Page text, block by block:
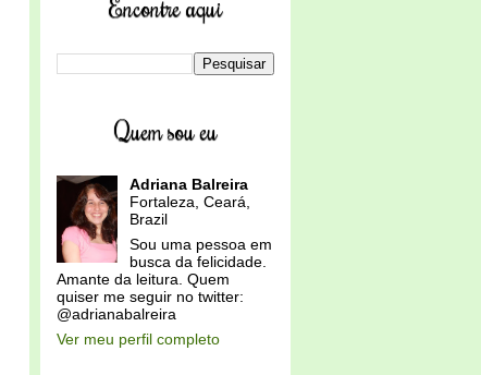
Encontre aqui
Quem sou eu
Adriana Balreira
Fortaleza, Ceará,
Brazil
Sou uma pessoa em
busca da felicidade.
Amante da leitura. Quem
quiser me seguir no twitter:
@adrianabalreira
Ver meu perfil completo